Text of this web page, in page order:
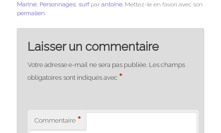
Marine, Personnages, surfparantoine. Mettez-le en favori avec son
permalien.
Laisser un commentaire
Votre adresse e-mail ne sera pas publiée. Les champs
obligatoires sont indiqués avec *
Commentaire *